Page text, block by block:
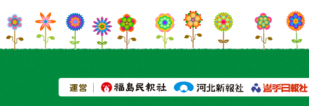
プライバシーポリシー